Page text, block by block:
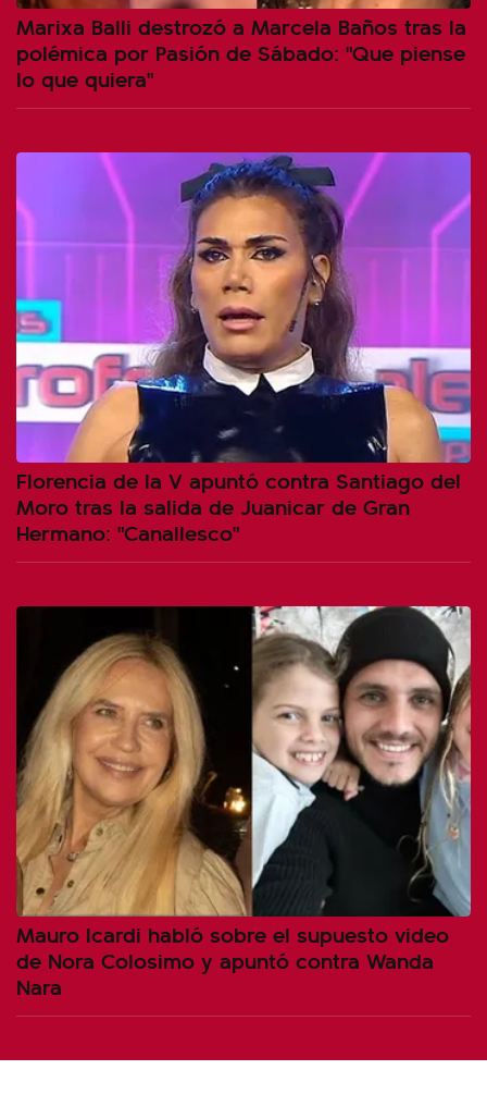
Marixa Balli destrozó a Marcela Baños tras la
polémica por Pasión de Sábado: "Que piense
lo que quiera"
Florencia de la V apuntó contra Santiago del
Moro tras la salida de Juanicar de Gran
Hermano: "Canallesco"
Mauro Icardi habló sobre el supuesto video
de Nora Colosimo y apuntó contra Wanda
Nara